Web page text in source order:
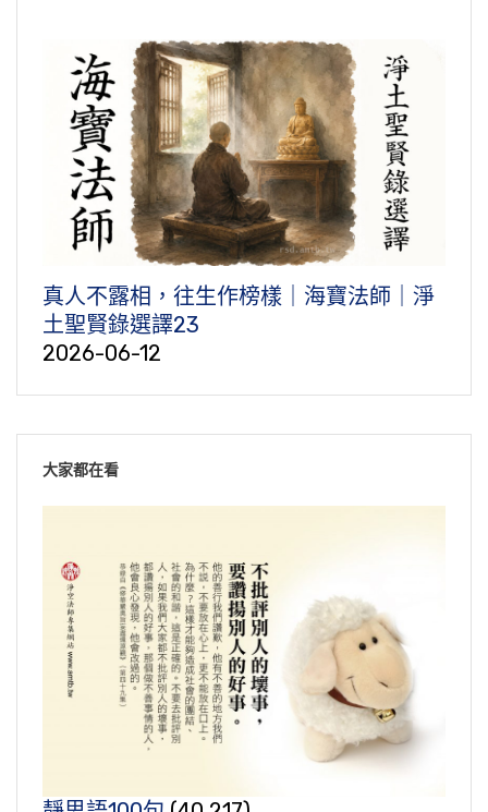
真人不露相，往生作榜樣｜海寶法師｜淨
土聖賢錄選譯23
2026-06-12
大家都在看